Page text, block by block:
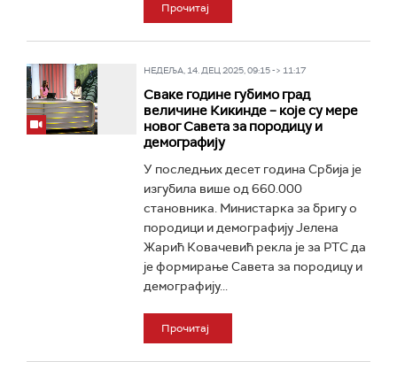
Прочитај
НЕДЕЉА, 14. ДЕЦ 2025, 09:15 -> 11:17
Сваке године губимо град
величине Кикинде – које су мере
новог Савета за породицу и
демографију
У последњих десет година Србија је
изгубила више од 660.000
становника. Министарка за бригу о
породици и демографију Јелена
Жарић Ковачевић рекла је за РТС да
је формирање Савета за породицу и
демографију...
Прочитај